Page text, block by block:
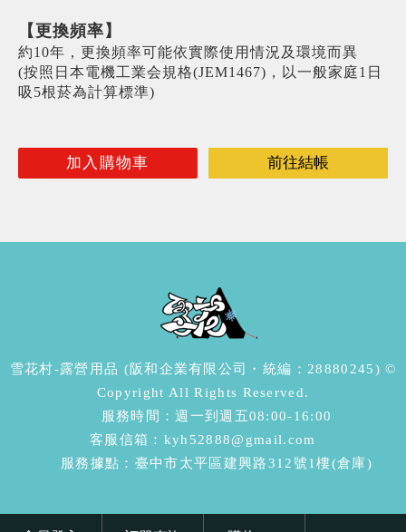
【更換頻率】
約10年，更換頻率可能依實際使用情況及環境而異
(按照日本電機工業会規格(JEM1467)，以一般家庭1日
吸5根菸為計算標準)
加入購物車 前往結帳
雪花村-露營用品 (阪和企業有限公司・統編：28880245) ©
Copyright All Rights Reserved.
服務時間：週一到週五08:00-16:00
客服信箱：kyh52888@gmail.com
服務據點：臺中市太平區建興路312號1樓(倉庫)